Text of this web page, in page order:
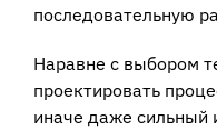
последовательную
Наравне с выбором
проектировать
иначе даже сильный